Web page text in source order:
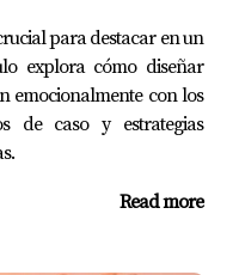
tus posibilidades de
propiedad tiene su
con el
en un comprador
digno de
para destacar en un
explora cómo diseñar
emocionalmente con los
de caso y estrategias
Read more